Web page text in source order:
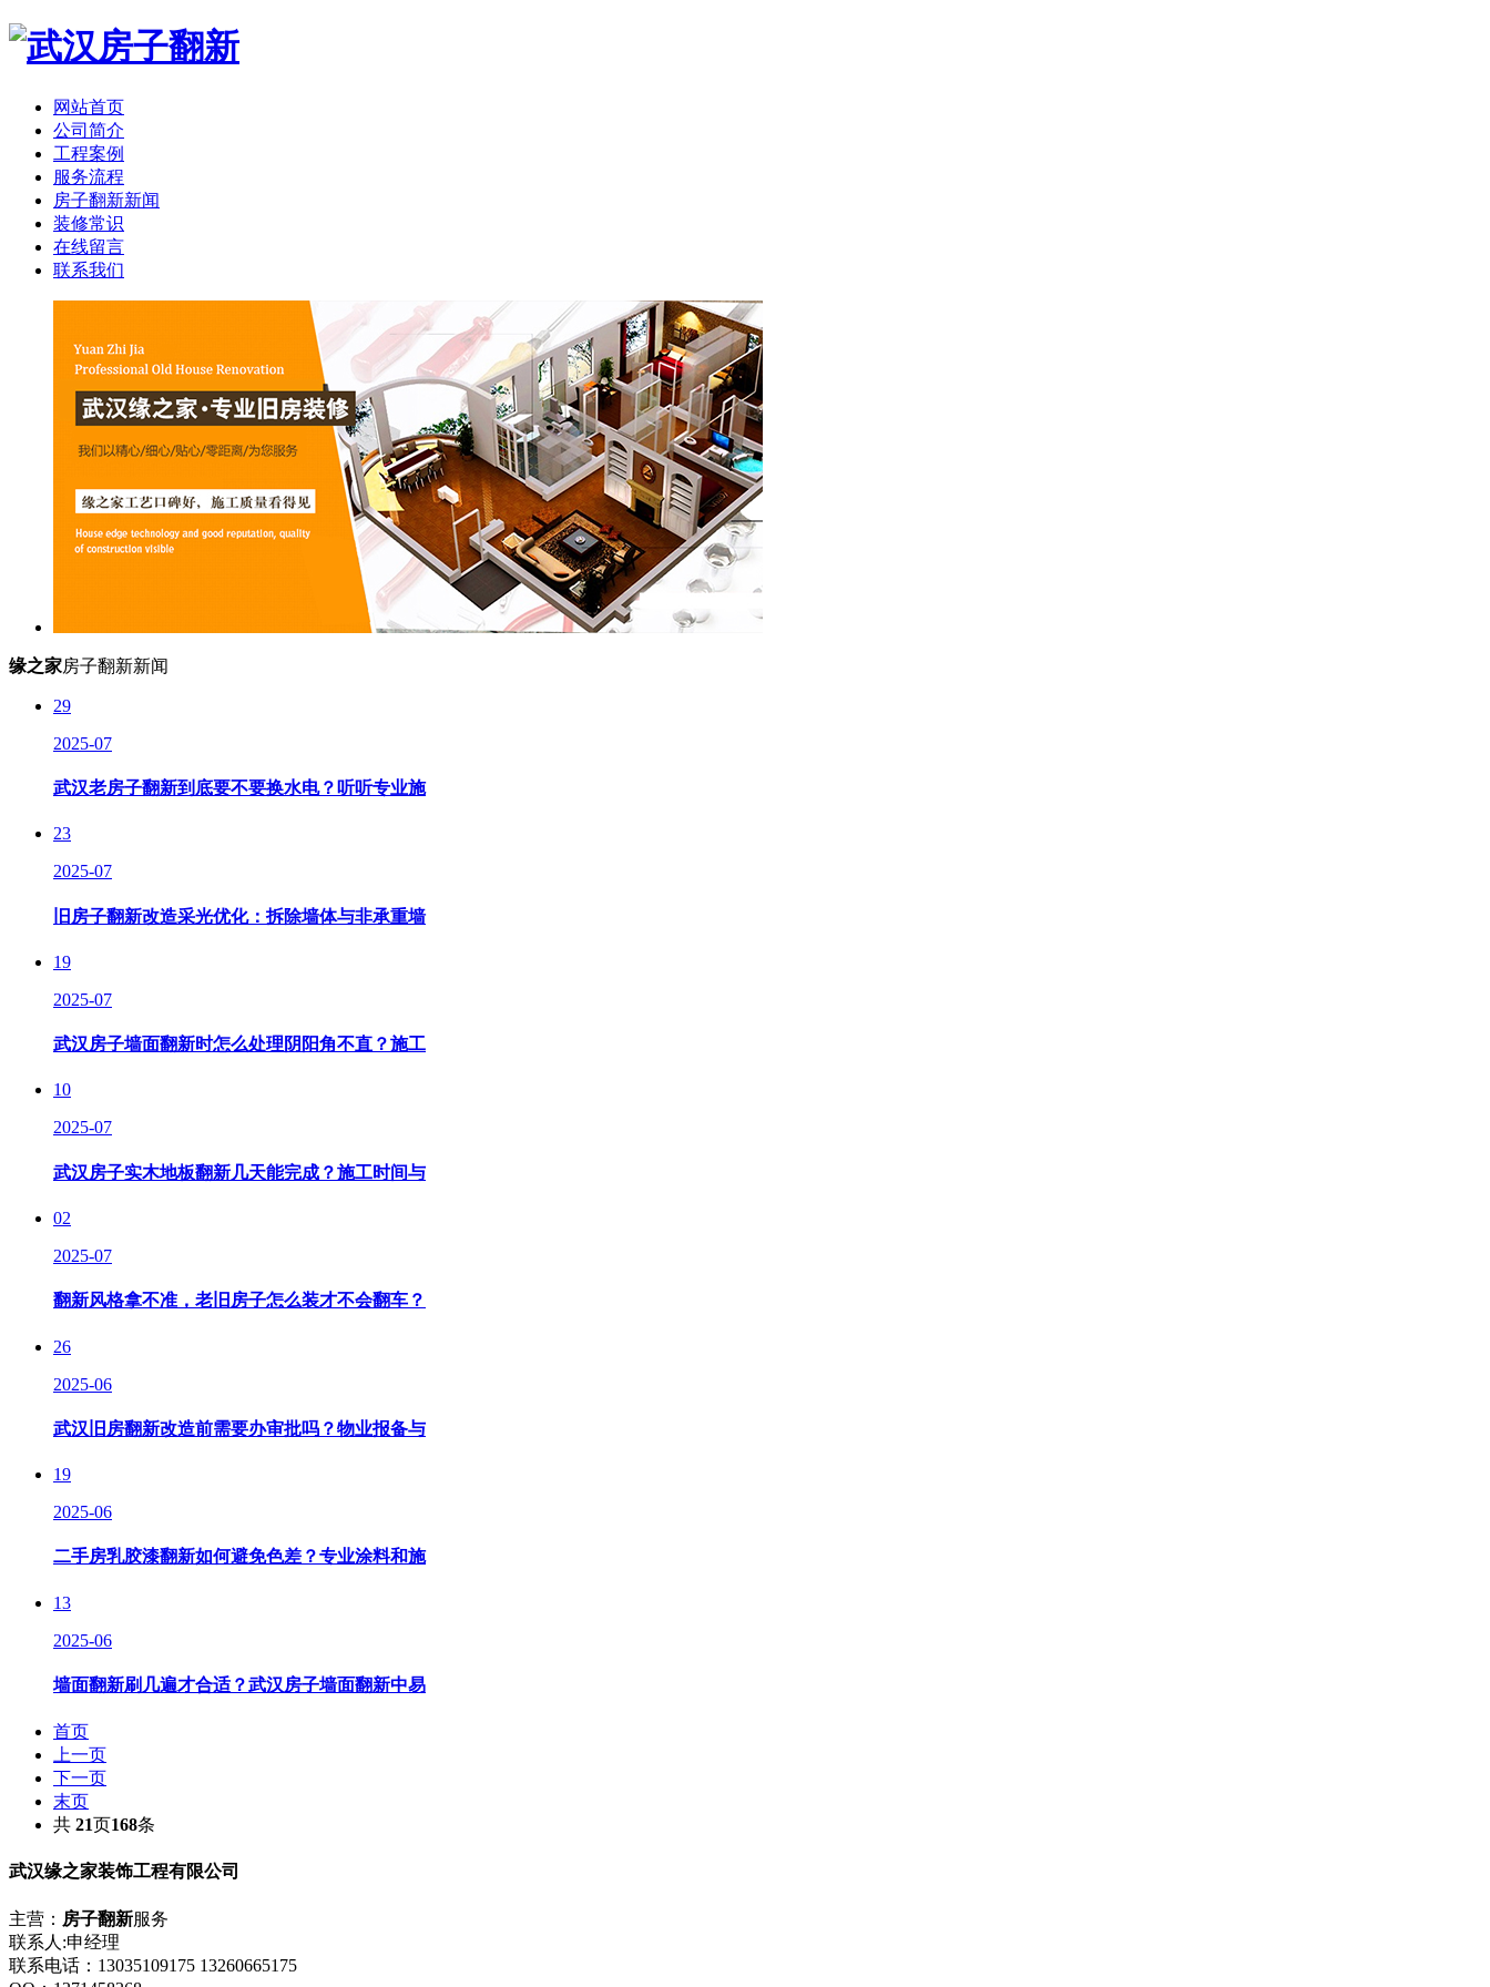
网站首页
公司简介
工程案例
服务流程
房子翻新新闻
装修常识
在线留言
联系我们
缘之家房子翻新新闻
29
2025-07
武汉老房子翻新到底要不要换水电？听听专业施
23
2025-07
旧房子翻新改造采光优化：拆除墙体与非承重墙
19
2025-07
武汉房子墙面翻新时怎么处理阴阳角不直？施工
10
2025-07
武汉房子实木地板翻新几天能完成？施工时间与
02
2025-07
翻新风格拿不准，老旧房子怎么装才不会翻车？
26
2025-06
武汉旧房翻新改造前需要办审批吗？物业报备与
19
2025-06
二手房乳胶漆翻新如何避免色差？专业涂料和施
13
2025-06
墙面翻新刷几遍才合适？武汉房子墙面翻新中易
首页
上一页
下一页
末页
共 21页168条
武汉缘之家装饰工程有限公司
主营： 房子翻新服务
联系人:申经理
联系电话：13035109175 13260665175